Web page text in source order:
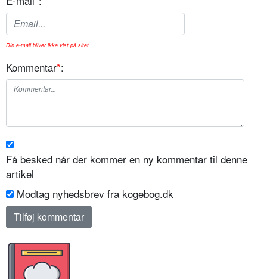
Din e-mail bliver ikke vist på sitet.
Kommentar*:
Få besked når der kommer en ny kommentar til denne
artikel
Modtag nyhedsbrev fra kogebog.dk